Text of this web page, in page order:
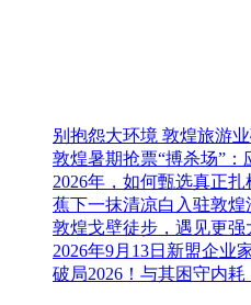
敦煌暑期抢票“搏杀场”
2026年，如何甄选真正
蕉下一抹清凉白入驻敦
敦煌戈壁徒步，遇见更强
2026年9月13日新盟企业
破局2026！与其困守内
关于我们